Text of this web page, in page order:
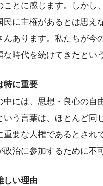
ことに感じます。しか
民に主権があるとは思え
んあります。私たちが今
な時代を続けてきたとい
特に重要
中には、思想・良心の自
いう言葉は、ほとんど
重要な人権であるとされ
政治に参加するために不
しい理由